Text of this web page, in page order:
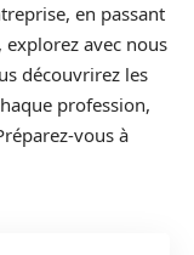
en passant
avec nous
découvrirez les
profession,
vous à